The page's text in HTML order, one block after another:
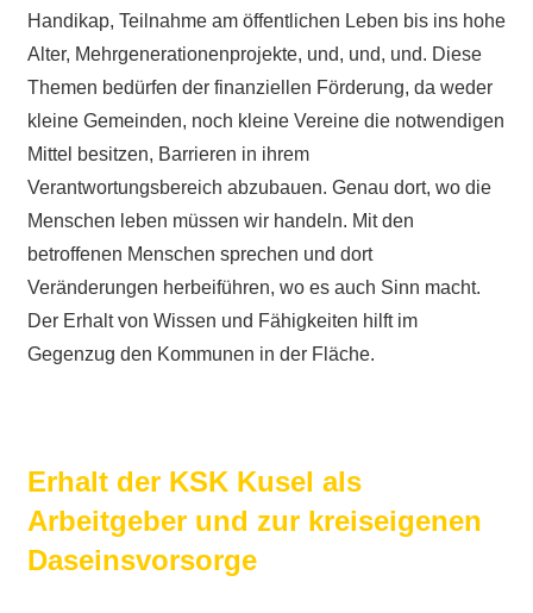
Handikap, Teilnahme am öffentlichen Leben bis ins hohe
Alter, Mehrgenerationenprojekte, und, und, und. Diese
Themen bedürfen der finanziellen Förderung, da weder
kleine Gemeinden, noch kleine Vereine die notwendigen
Mittel besitzen, Barrieren in ihrem
Verantwortungsbereich abzubauen. Genau dort, wo die
Menschen leben müssen wir handeln. Mit den
betroffenen Menschen sprechen und dort
Veränderungen herbeiführen, wo es auch Sinn macht.
Der Erhalt von Wissen und Fähigkeiten hilft im
Gegenzug den Kommunen in der Fläche.
Erhalt der KSK Kusel als
Arbeitgeber und zur kreiseigenen
Daseinsvorsorge